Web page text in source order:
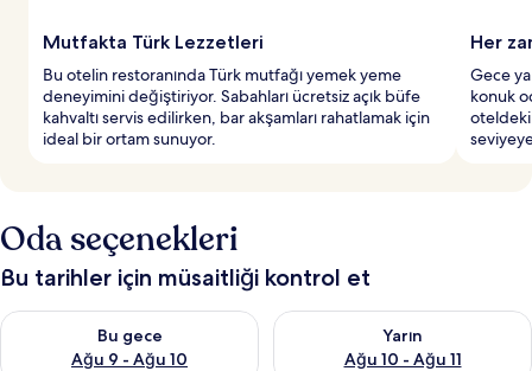
Mutfakta Türk Lezzetleri
Bu otelin restoranında Türk mutfağı yemek yeme
deneyimini değiştiriyor. Sabahları ücretsiz açık büfe
kahvaltı servis edilirken, bar akşamları rahatlamak için
ideal bir ortam sunuyor.
Her
Gece
konuk
oteldeki
Oda seçenekleri
Bu tarihler için müsaitliği kontrol et
Bu gece
Ağu 9 - Ağu 10
Bu gece için müsaitliği kontrol et Ağu 9 - Ağu 10
Yarın
Ağu 10 - Ağu 11
Yarın için müsaitliği kontrol et